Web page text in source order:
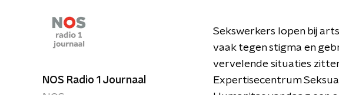
NOS Radio 1 Journaal
Sekswerkers lopen bij
vaak tegen stigma en
vervelende situaties
Expertisecentrum